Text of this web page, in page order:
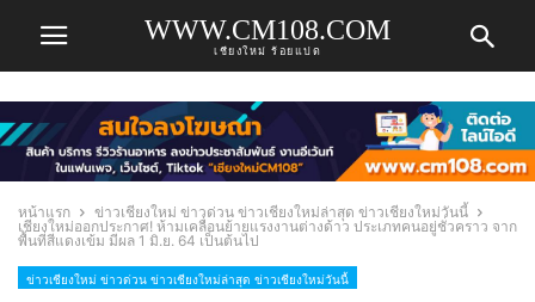
WWW.CM108.COM
เชียงใหม่ ร้อยแปด
หน้าแรก
ข่าวเชียงใหม่ ข่าวด่วน ข่าวเชียงใหม่ล่าสุด ข่าวเชียงใหม่วันนี้
เชียงใหม่ออกประกาศ! ห้ามเคลื่อนย้ายแรงงานต่างด้าว ประเภทคนอยู่ชั่วคราว จาก
พื้นที่สีแดงเข้ม มีผล 1 มิ.ย. 64 เป็นต้นไป
ข่าวเชียงใหม่ ข่าวด่วน ข่าวเชียงใหม่ล่าสุด ข่าวเชียงใหม่วันนี้